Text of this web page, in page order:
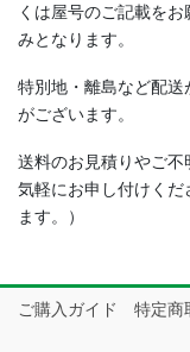
くは屋号のご記載を
みとなります。
特別地・離島など配
がございます。
送料のお見積りやご
気軽にお申し付けくだ
ます。）
ご購入ガイド 特定商